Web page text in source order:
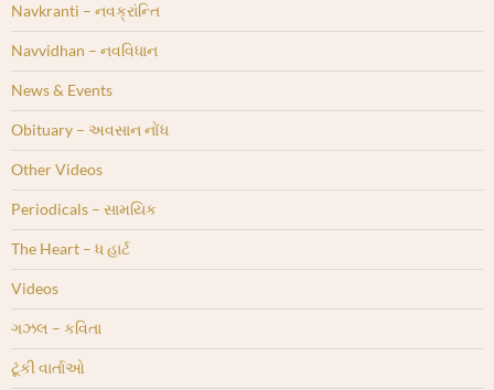
Navkranti – નવક્રાંન્તિ
Navvidhan – નવવિધાન
News & Events
Obituary – અવસાન નોંધ
Other Videos
Periodicals – સામયિક
The Heart – ધ હાર્ટ
Videos
ગઝલ – કવિતા
ટૂંકી વાર્તાઓ